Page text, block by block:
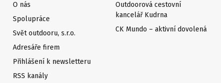
O nás
Spolupráce
Svět outdooru, s.r.o.
Adresáře firem
Přihlášení k newsletteru
Outdoorová cestovní
kancelář Kudrna
CK Mundo – aktivní dovolená
RSS kanály